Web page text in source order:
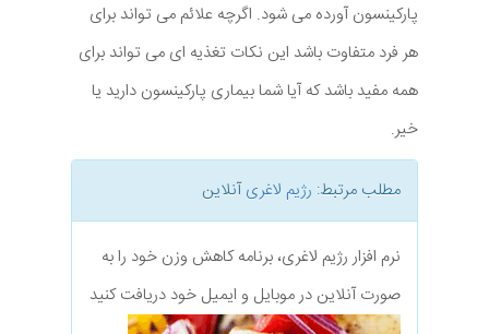
پارکینسون آورده می شود. اگرچه علائم می تواند برای
هر فرد متفاوت باشد این نکات تغذیه ای می تواند برای
همه مفید باشد که آیا شما بیماری پارکینسون دارید یا
خیر.
مطلب مرتبط: رژیم لاغریآنلاین
نرم افزار رژیم لاغری، برنامه کاهش وزن خود را به
صورت آنلاین در موبایل و ایمیل خود دریافت کنید